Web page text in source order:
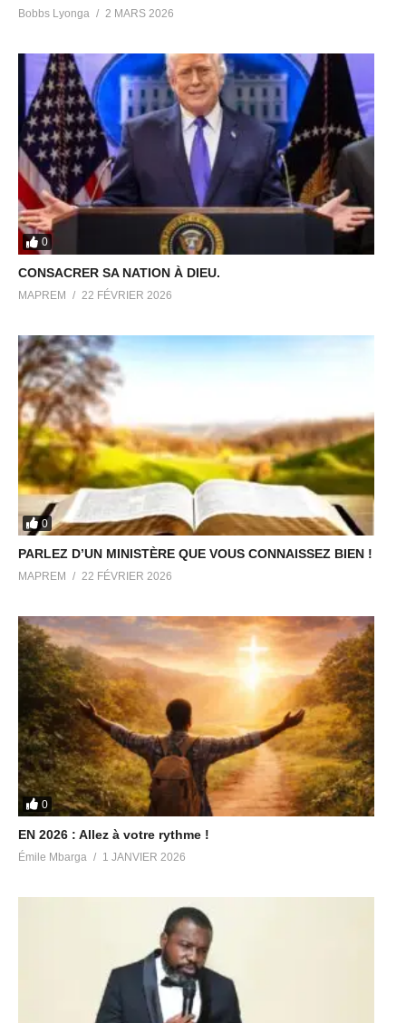
Bobbs Lyonga 2 MARS 2026
0
CONSACRER SA NATION À DIEU.
MAPREM 22 FÉVRIER 2026
0
PARLEZ D’UN MINISTÈRE QUE VOUS CONNAISSEZ BIEN !
MAPREM 22 FÉVRIER 2026
0
EN 2026 : Allez à votre rythme !
Émile Mbarga 1 JANVIER 2026